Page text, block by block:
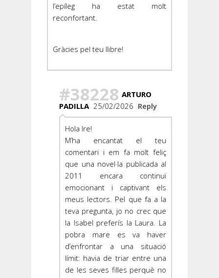
l’epíleg ha estat molt
reconfortant.
Gràcies pel teu llibre!
#38228 ARTURO
PADILLA 25/02/2026 Reply
Hola Ire!
M’ha encantat el teu
comentari i em fa molt feliç
que una novel·la publicada al
2011 encara continuï
emocionant i captivant els
meus lectors. Pel que fa a la
teva pregunta, jo no crec que
la Isabel preferís la Laura. La
pobra mare es va haver
d’enfrontar a una situació
límit: havia de triar entre una
de les seves filles perquè no